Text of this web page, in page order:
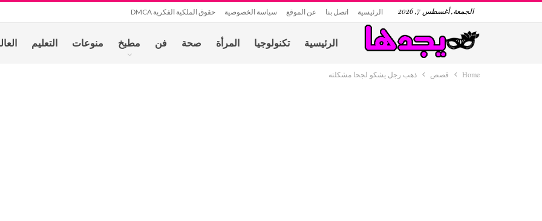
الجمعة, أغسطس 7, 2026 الرئيسية اتصل بنا عن الموقع سياسة الخصوصية حقوق الملكية الفكرية DMCA
الرئيسية تكنولوجيا المرأة صحة فن مطبخ منوعات التعليم
Home قصص ذهب رجل يشكو لجحا مشكلته